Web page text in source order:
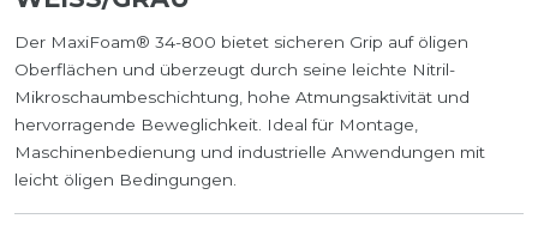
Der MaxiFoam® 34-800 bietet sicheren Grip auf öligen
Oberflächen und überzeugt durch seine leichte Nitril-
Mikroschaumbeschichtung, hohe Atmungsaktivität und
hervorragende Beweglichkeit. Ideal für Montage,
Maschinenbedienung und industrielle Anwendungen mit
leicht öligen Bedingungen.